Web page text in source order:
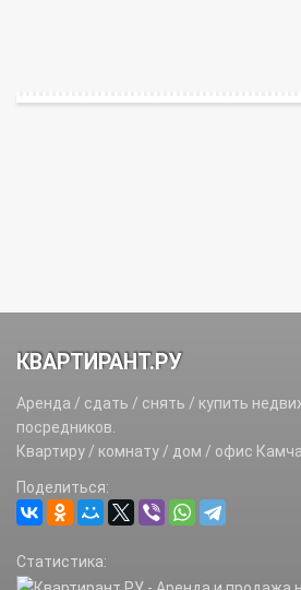
КВАРТИРАНТ.РУ
Аренда / сдать / снять / купить
посредников.
Квартиру / комнату / дом / офис
Поделиться:
Статистика: